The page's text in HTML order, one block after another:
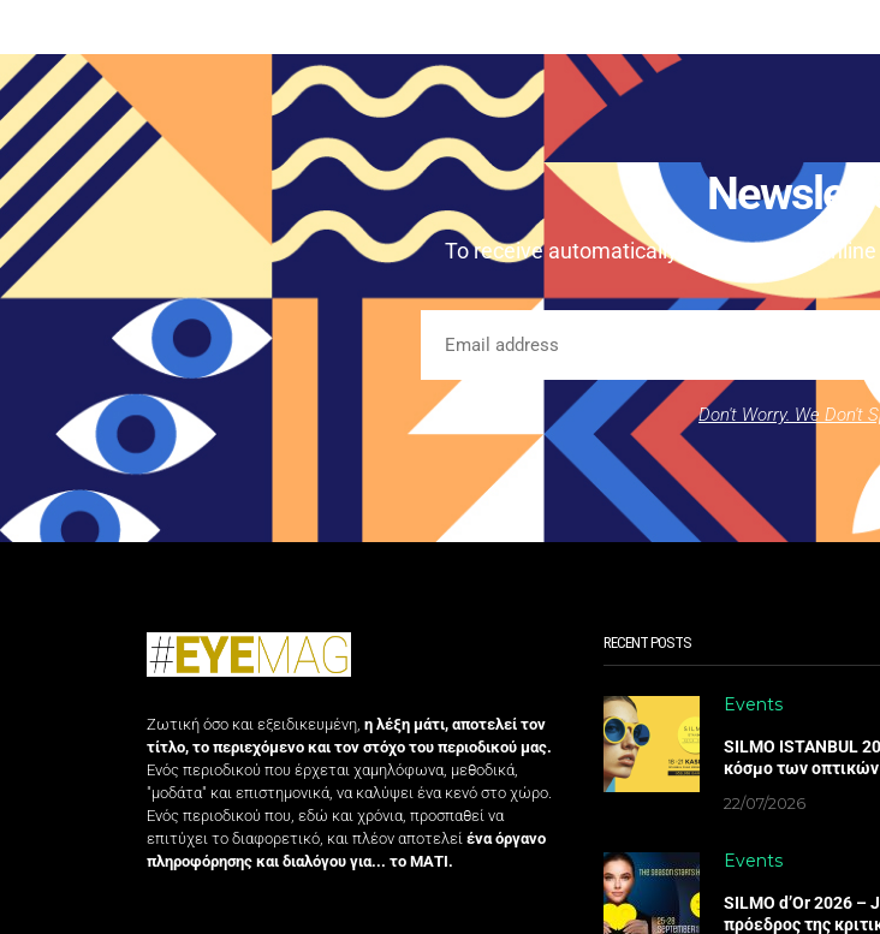
To receive automatically our magazine
Don't Worry. We Don't
Ζωτική όσο και εξειδικευμένη, η λέξη μάτι, αποτελεί τον
τίτλο, το περιεχόμενο και τον στόχο του περιοδικού μας.
Ενός περιοδικού που έρχεται χαμηλόφωνα, μεθοδικά,
"μοδάτα" και επιστημονικά, να καλύψει ένα κενό στο χώρο.
Ενός περιοδικού που, εδώ και χρόνια, προσπαθεί να
επιτύχει το διαφορετικό, και πλέον αποτελεί ένα όργανο
πληροφόρησης και διαλόγου για... το ΜΑΤΙ.
RECENT POSTS
Events
SILMO ISTANBUL
κόσμο των οπτικών
22/07/2026
Events
SILMO d’Or 2026 –
πρόεδρος της